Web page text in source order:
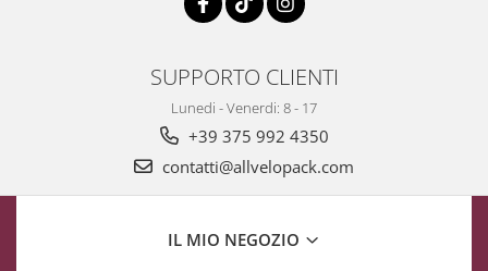
SUPPORTO CLIENTI
Lunedi - Venerdi: 8 - 17
+39 375 992 4350
contatti@allvelopack.com
IL MIO NEGOZIO